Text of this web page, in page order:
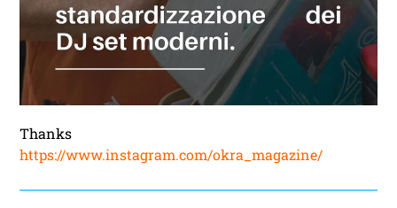
Thanks
https://www.instagram.com/okra_magazine/